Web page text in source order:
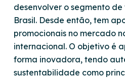
desenvolver o segmento
Brasil. Desde então, tem
promocionais no mercado
internacional. O objetivo é
forma inovadora, tendo
sustentabilidade como